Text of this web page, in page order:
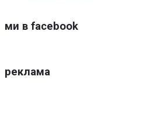
ми в facebook
реклама